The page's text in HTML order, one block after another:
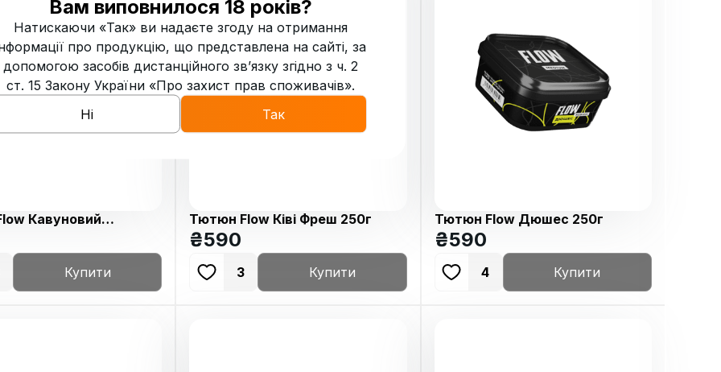
Кавуновий
250г
Купити
Тютюн Flow Ківі Фреш 250г
₴590
3 Купити
Тютюн Flow Дюшес 250г
₴590
4 Купити
Вам виповнилося 18 років?
Натискаючи «Так» ви надаєте згоду на отримання
про продукцію, що представлена на сайті, за
допомогою засобів дистанційного зв’язку згідно з ч. 2
ст. 15 Закону України «Про захист прав споживачів».
Ні
Так